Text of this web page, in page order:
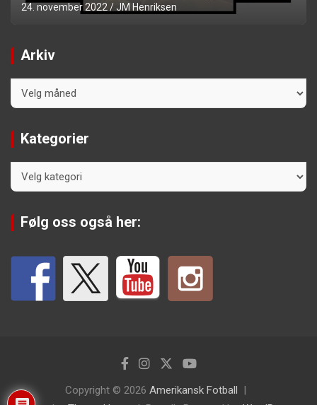
24. november 2022 JM Henriksen
Arkiv
Kategorier
Følg oss også her:
Copyright © 2026 Amerikansk Fotball